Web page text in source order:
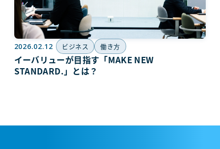
2026.02.12 ビジネス 働き方
イーバリューが目指す「MAKE NEW
STANDARD.」とは？